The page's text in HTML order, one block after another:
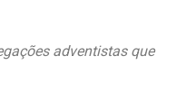
adventistas que